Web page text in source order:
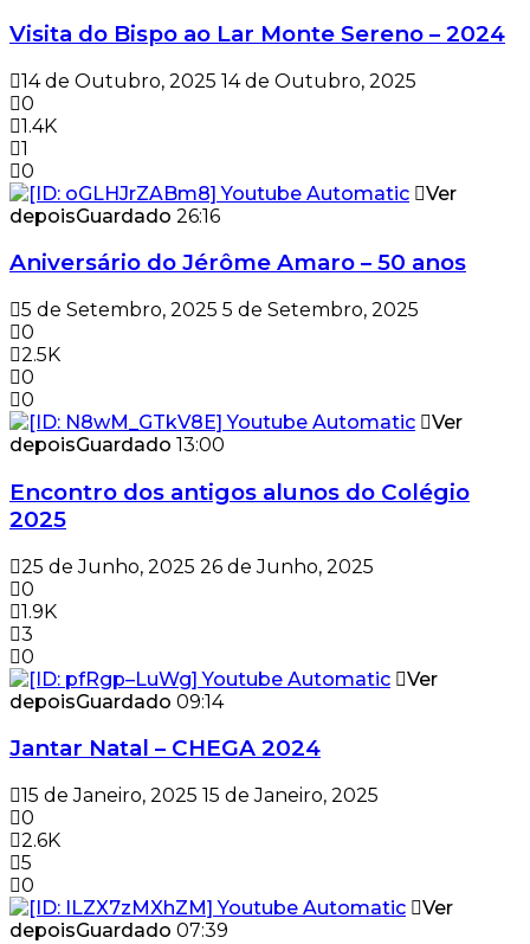
Visita do Bispo ao Lar Monte Sereno – 2024
14 de Outubro, 2025 14 de Outubro, 2025
0
1.4K
1
0
Ver
depoisGuardado 26:16
Aniversário do Jérôme Amaro – 50 anos
5 de Setembro, 2025 5 de Setembro, 2025
0
2.5K
0
0
Ver
depoisGuardado 13:00
Encontro dos antigos alunos do Colégio
2025
25 de Junho, 2025 26 de Junho, 2025
0
1.9K
3
0
Ver
depoisGuardado 09:14
Jantar Natal – CHEGA 2024
15 de Janeiro, 2025 15 de Janeiro, 2025
0
2.6K
5
0
Ver
depoisGuardado 07:39